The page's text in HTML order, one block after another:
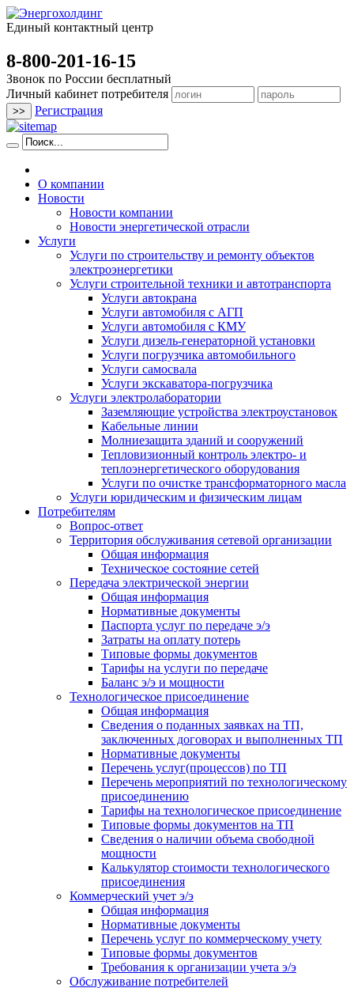
Единый контактный центр
8-800-201-16-15
Звонок по России бесплатный
Личный кабинет потребителя
Регистрация
О компании
Новости
Новости компании
Новости энергетической отрасли
Услуги
Услуги по строительству и ремонту объектов
электроэнергетики
Услуги строительной техники и автотранспорта
Услуги автокрана
Услуги автомобиля с АГП
Услуги автомобиля с КМУ
Услуги дизель-генераторной установки
Услуги погрузчика автомобильного
Услуги самосвала
Услуги экскаватора-погрузчика
Услуги электролаборатории
Заземляющие устройства электроустановок
Кабельные линии
Молниезащита зданий и сооружений
Тепловизионный контроль электро- и
теплоэнергетического оборудования
Услуги по очистке трансформаторного масла
Услуги юридическим и физическим лицам
Потребителям
Вопрос-ответ
Территория обслуживания сетевой организации
Общая информация
Техническое состояние сетей
Передача электрической энергии
Общая информация
Нормативные документы
Паспорта услуг по передаче э/э
Затраты на оплату потерь
Типовые формы документов
Тарифы на услуги по передаче
Баланс э/э и мощности
Технологическое присоединение
Общая информация
Сведения о поданных заявках на ТП,
заключенных договорах и выполненных ТП
Нормативные документы
Перечень услуг(процессов) по ТП
Перечень мероприятий по технологическому
присоединению
Тарифы на технологическое присоединение
Типовые формы документов на ТП
Сведения о наличии объема свободной
мощности
Калькулятор стоимости технологического
присоединения
Коммерческий учет э/э
Общая информация
Нормативные документы
Перечень услуг по коммерческому учету
Типовые формы документов
Требования к организации учета э/э
Обслуживание потребителей